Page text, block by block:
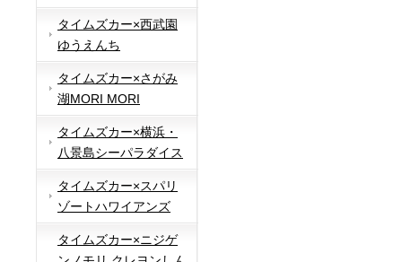
タイムズカー×西武園
ゆうえんち
タイムズカー×さがみ
湖MORI MORI
タイムズカー×横浜・
八景島シーパラダイス
タイムズカー×スパリ
ゾートハワイアンズ
タイムズカー×ニジゲ